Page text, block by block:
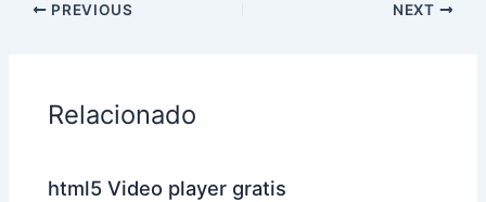
PREVIOUS NEXT
Relacionado
html5 Video player gratis